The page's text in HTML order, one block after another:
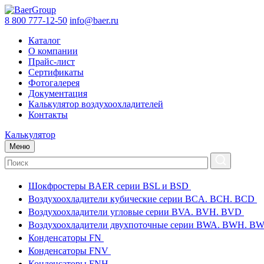
8 800 777-12-50 info@baer.ru
Каталог
О компании
Прайс-лист
Сертификаты
Фотогалерея
Документация
Калькулятор воздухоохладителей
Контакты
Калькулятор
Меню
Шокфростеры BAER серии BSL и BSD
Воздухоохладители кубические серии BCA. BCH. BCD
Воздухоохладители угловые серии BVA. BVH. BVD
Воздухоохладители двухпоточные серии BWA. BWH.
Конденсаторы FN
Конденсаторы FNV